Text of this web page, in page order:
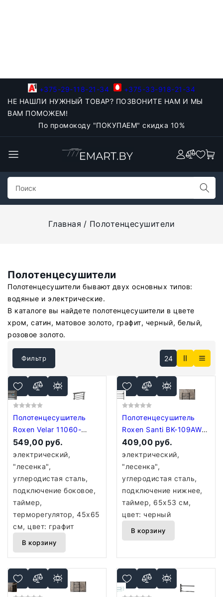
+375-29-118-21-34
+375-33-918-21-34
НЕ НАШЛИ НУЖНЫЙ ТОВАР? ПОЗВОНИТЕ НАМ И МЫ
ВАМ ПОМОЖЕМ!
По промокоду "ПОКУПАЕМ" скидка 10%
Главная Полотенцесушители
Полотенцесушители
Полотенцесушители бывают двух основных типов:
водяные и электрические.
В каталоге вы найдете полотенцесушители в цвете
хром, сатин, матовое золото, графит, черный, белый,
розовое золото.
Фильтр 24
Полотенцесушитель
Roxen Velar 11060-
4565-GM
549,00 руб.
электрический,
"лесенка",
углеродистая сталь,
подключение боковое,
таймер,
терморегулятор, 45x65
см, цвет: графит
В корзину
Полотенцесушитель
Roxen Santi BK-109AW-
6T 11030-5365B
(черный)
409,00 руб.
электрический,
"лесенка",
углеродистая сталь,
подключение нижнее,
таймер, 65x53 см,
цвет: черный
В корзину